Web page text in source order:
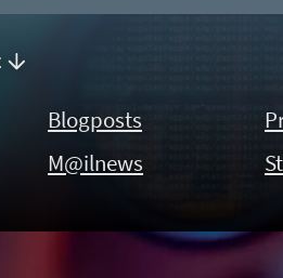
Blogposts
M@ilnews